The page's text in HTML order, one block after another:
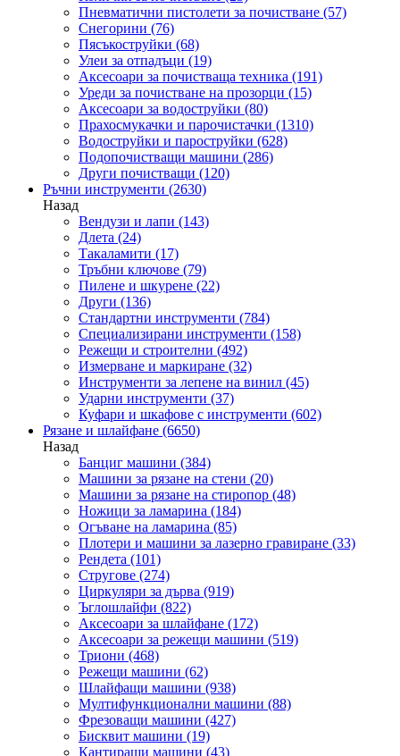
Пневматични пистолети за почистване (57)
Снегорини (76)
Пясъкоструйки (68)
Улеи за отпадъци (19)
Аксесоари за почистваща техника (191)
Уреди за почистване на прозорци (15)
Аксесоари за водоструйки (80)
Прахосмукачки и парочистачки (1310)
Водоструйки и пароструйки (628)
Подопочистващи машини (286)
Други почистващи (120)
Ръчни инструменти (2630)
Назад
Вендузи и лапи (143)
Длета (24)
Такаламити (17)
Тръбни ключове (79)
Пилене и шкурене (22)
Други (136)
Стандартни инструменти (784)
Специализирани инструменти (158)
Режещи и строителни (492)
Измерване и маркиране (32)
Инструменти за лепене на винил (45)
Ударни инструменти (37)
Куфари и шкафове с инструменти (602)
Рязане и шлайфане (6650)
Назад
Банциг машини (384)
Машини за рязане на стени (20)
Машини за рязане на стиропор (48)
Ножици за ламарина (184)
Огъване на ламарина (85)
Плотери и машини за лазерно гравиране (33)
Рендета (101)
Стругове (274)
Циркуляри за дърва (919)
Ъглошлайфи (822)
Аксесоари за шлайфане (172)
Аксесоари за режещи машини (519)
Триони (468)
Режещи машини (62)
Шлайфащи машини (938)
Мултифункционални машини (88)
Фрезоващи машини (427)
Бисквит машини (19)
Кантиращи машини (43)